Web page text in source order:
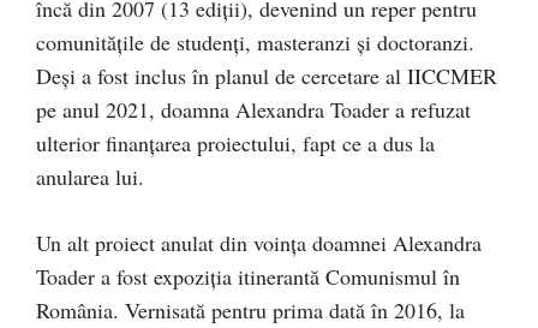
încă din 2007 (13 ediții), devenind un reper pentru
comunitățile de studenți, masteranzi și doctoranzi.
Deși a fost inclus în planul de cercetare al IICCMER
pe anul 2021, doamna Alexandra Toader a refuzat
ulterior finanțarea proiectului, fapt ce a dus la
anularea lui.
Un alt proiect anulat din voința doamnei Alexandra
Toader a fost expoziția itinerantă Comunismul în
România. Vernisată pentru prima dată în 2016, la